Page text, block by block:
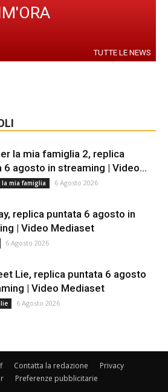
TUTTE LE NEWS
la mia famiglia 2, replica
6 agosto in streaming | Video...
mia famiglia 6 Agosto 2026
replica puntata 6 agosto in
| Video Mediaset
6 Agosto 2026
Lie, replica puntata 6 agosto
| Video Mediaset
6 Agosto 2026
Contatta la redazione
Privacy
Preferenze pubblicitarie